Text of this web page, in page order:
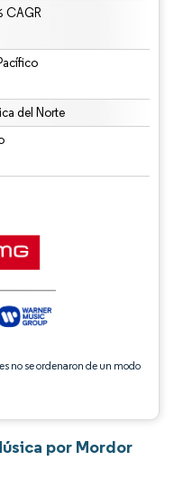
CAGR
del Norte
no se ordenaron de un modo
atribución según CC BY 4.0.
por Mordor